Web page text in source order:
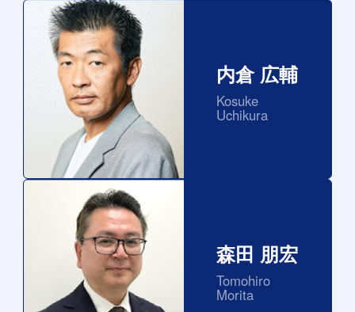
内倉 広輔
Kosuke
Uchikura
森田 朋宏
Tomohiro
Morita